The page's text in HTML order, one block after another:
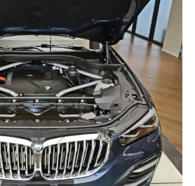
悬挂和激光大灯等都是可以选